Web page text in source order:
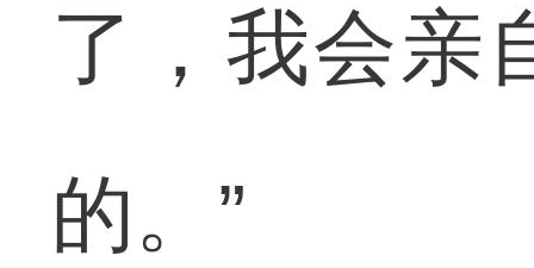
了，我会亲
的。”